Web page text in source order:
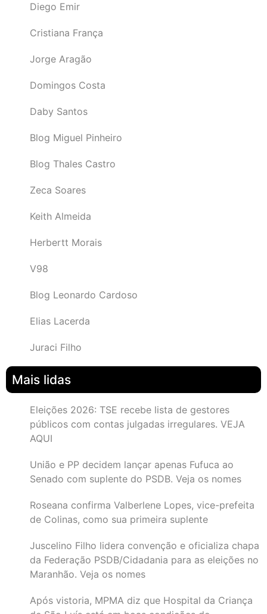
Diego Emir
Cristiana França
Jorge Aragão
Domingos Costa
Daby Santos
Blog Miguel Pinheiro
Blog Thales Castro
Zeca Soares
Keith Almeida
Herbertt Morais
V98
Blog Leonardo Cardoso
Elias Lacerda
Juraci Filho
Mais lidas
Eleições 2026: TSE recebe lista de gestores
públicos com contas julgadas irregulares. VEJA
AQUI
União e PP decidem lançar apenas Fufuca ao
Senado com suplente do PSDB. Veja os nomes
Roseana confirma Valberlene Lopes, vice-prefeita
de Colinas, como sua primeira suplente
Juscelino Filho lidera convenção e oficializa chapa
da Federação PSDB/Cidadania para as eleições no
Maranhão. Veja os nomes
Após vistoria, MPMA diz que Hospital da Criança